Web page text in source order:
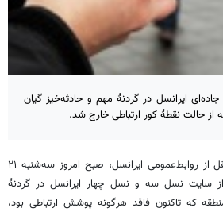
ایرانسل در گردنۀ مهم و حادثه‌خیز گیان
حالت نقطۀ کور ارتباطی خارج شد.
به نقل از روابط‌عمومی ایرانسل، صبح امروز سه‌شنبه ۲۱
گردنۀ
که تاکنون فاقد هرگونه پوشش ارتباطی بود،